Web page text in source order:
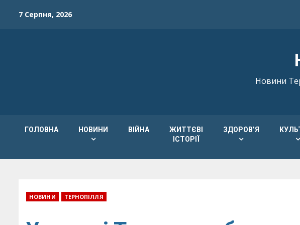
7 Серпня, 2026
Новини
ГОЛОВНА НОВИНИ ВІЙНА
ЖИТТЄВІ
ІСТОРІЇ
ЗДОРОВ’Я
НОВИНИ ТЕРНОПІЛЛЯ